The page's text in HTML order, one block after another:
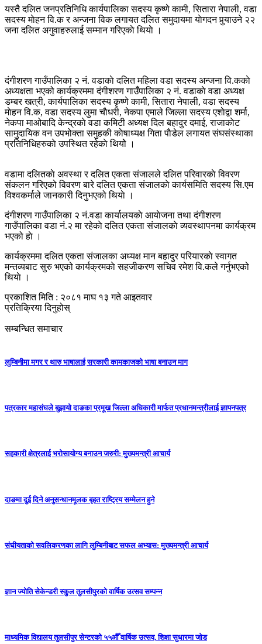
यस्तै दलित जनप्रतिनिधि कार्यपालिका सदस्य कृष्णे कामी, सितारा नेपाली, वडा
सदस्य माेहन वि.क र अन्जना विक लगायत दलित समुदायमा याेगदन पुर्‍याउने २२
जना दलित अगुवाहरुलाई सम्मान गरिएकाे थियाे ।
दंगीशरण गाउँपालिका २ नं. वडाकाे दलित महिला वडा सदस्य अन्जना वि.ककाे
अध्यक्षता भएको कार्यक्रममा दंगीशरण गाउँपालिका २ नं. वडाकाे वडा अध्यक्ष
डम्बर खत्री, कार्यपालिका सदस्य कृष्णे कामी, सितारा नेपाली, वडा सदस्य
माेहन वि.क, वडा सदस्य लुमा चाैधरी, नेकपा एमाले जिल्ला सदस्य एशाेद्वा शर्मा,
नेकपा माओबादि केन्द्रकाे वडा कमिटी अध्यक्ष दिल बहादुर दमाई, राजाकाेट
सामुदायिक वन उपभोक्ता समुहकी काेषाध्यक्ष गिता पाैडेल लगायत संघसंस्थाका
प्रतिनिधिहरुकाे उपस्थित रहेकाे थियोे ।
वडामा दलितकाे अवस्था र दलित एकता संजालले दलित परिवारकाे विवरण
संकलन गरिएको विवरण बारे दलित एकता संजालकाे कार्यसमिति सदस्य सि.एम
विश्वकर्माले जानकारी दिनुभएको थियाे ।
दंगीशरण गाउँपालिका २ नं.वडा कार्यालयकाे आयाेजना तथा दंगीशरण
गाउँपालिका वडा नं.२ मा रहेकाे दलित एकता संजालकाे व्यवस्थापनमा कार्यक्रम
भएको हाे ।
कार्यक्रममा दलित एकता संजालका अध्यक्ष मान बहादुर परियारकाे स्वागत
मन्तव्यबाट सुरु भएको कार्यक्रमकाे सहजीकरण सचिव रमेश वि.कले गर्नुभएको
थियाे ।
प्रकाशित मिति : २०८१ माघ १३ गते आइतवार
प्रतिक्रिया दिनुहोस्
सम्बन्धित समाचार
लुम्बिनीमा मगर र थारु भाषालाई सरकारी कामकाजको भाषा बनाउन माग
पत्रकार महासंघले बुझायो दाङका प्रमूख जिल्ला अधिकारी मार्फत प्रधानमन्त्रीलाई ज्ञापनपत्र
सहकारी क्षेत्रलाई भरोसायोग्य बनाउन जरुरी: मुख्यमन्त्री आचार्य
दाङमा दुई दिने अनुसन्धानमूलक बृहत राष्ट्रिय सम्मेलन हुने
संघीयताको सवलिकरणका लागि लुम्बिनीबाट सफल अभ्यास: मुख्यमन्त्री आचार्य
ज्ञान ज्योति सेकेन्डरी स्कुल तुलसीपुरको वार्षिक उत्सव सम्पन्न
माध्यमिक विद्यालय तुलसीपुर सेन्टरको ५५औँ वार्षिक उत्सव, शिक्षा सुधारमा जाेड